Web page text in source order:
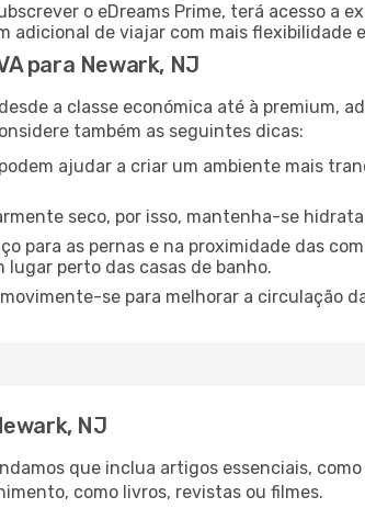
o eDreams Prime, terá acesso a
adicional de viajar com mais flexibilidade
para Newark, NJ
a classe económica até à premium,
também as seguintes dicas:
ajudar a criar um ambiente mais
seco, por isso, mantenha-se
para as pernas e na proximidade das
lugar perto das casas de banho.
se para melhorar a circulação
NJ
que inclua artigos essenciais,
como livros, revistas ou filmes.